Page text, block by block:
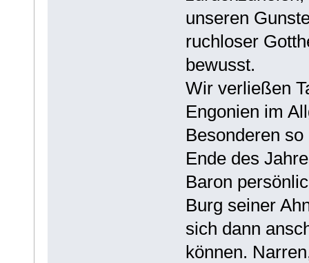
unseren
ruchloser
bewusst.
Wir verließen
Engonien im
Besonderen
Ende des
Baron
Burg seiner
sich dann
können.